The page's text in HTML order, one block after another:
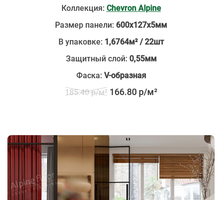
Коллекция: Chevron Alpine
Размер панели: 600х127х5мм
В упаковке: 1,6764м² / 22шт
Защитный слой: 0,55мм
Фаска: V-образная
185.40 р/м² 166.80 р/м²